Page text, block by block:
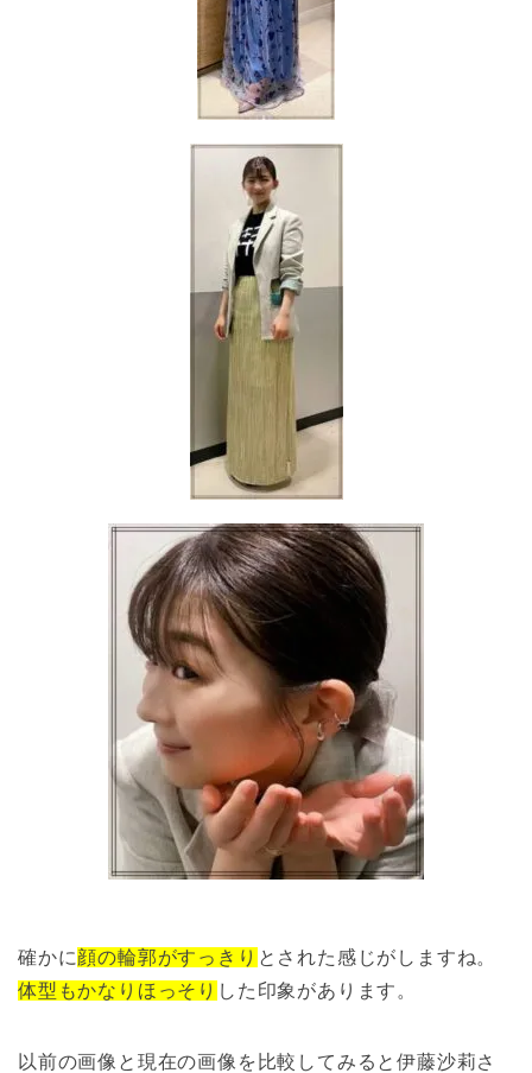
確かに顔の輪郭がすっきり とされた感じがしますね。
体型もかなりほっそり した印象があります。
以前の画像と現在の画像を比較してみると伊藤沙莉さ